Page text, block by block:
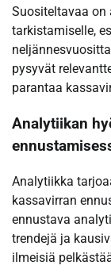
Suositeltavaa on
tarkistamiselle,
pysyvät
parantaa
Analytiikan
Analytiikka
kassavirran
ennustava
trendejä ja
ilmeisiä